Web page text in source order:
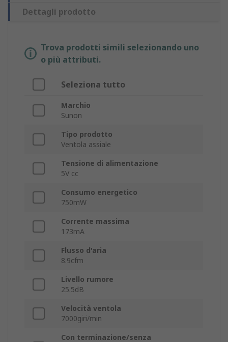
Dettagli prodotto
Trova prodotti simili selezionando uno
o più attributi.
Seleziona tutto
Marchio
Sunon
Tipo prodotto
Ventola assiale
Tensione di alimentazione
5V cc
Consumo energetico
750mW
Corrente massima
173mA
Flusso d'aria
8.9cfm
Livello rumore
25.5dB
Velocità ventola
7000giri/min
Con terminazione/senza